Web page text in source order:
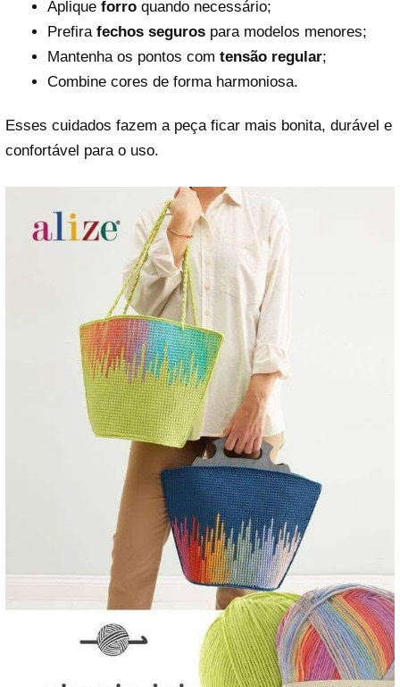
Aplique forroquando necessário;
Prefira fechos segurospara modelos menores;
Mantenha os pontos com tensão regular;
Combine cores de forma harmoniosa.
Esses cuidados fazem a peça ficar mais bonita, durável e
confortável para o uso.